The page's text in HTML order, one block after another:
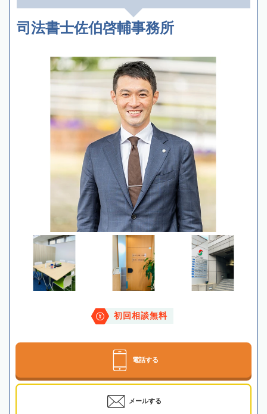
司法書士佐伯啓輔事務所
初回相談無料
電話する
メールする